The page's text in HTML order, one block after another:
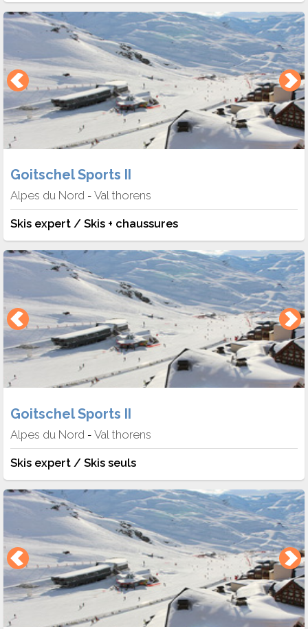
Goitschel Sports II
Alpes du Nord - Val thorens
Skis expert / Skis + chaussures
Goitschel Sports II
Alpes du Nord - Val thorens
Skis expert / Skis seuls